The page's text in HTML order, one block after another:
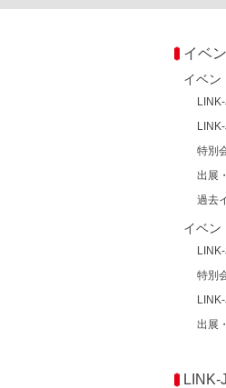
イベ
イベン
特別
出展
過去
イベン
特別
出展
LINK-